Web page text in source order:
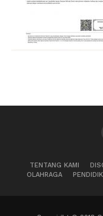
TENTANG KAMI
OLAHRAGA